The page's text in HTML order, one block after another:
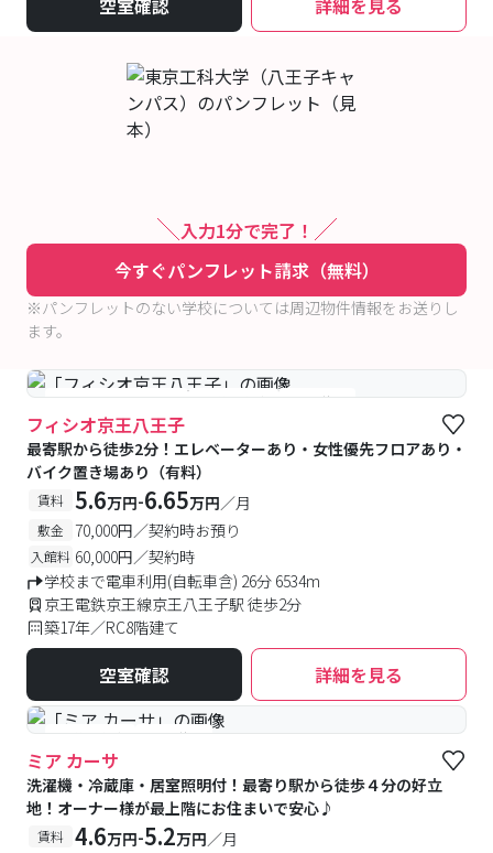
空室確認 詳細を見る
入力1分で完了！
今すぐパンフレット請求（無料）
※パンフレットのない学校については周辺物件情報をお送りし
ます。
#女性専用フロアあり #予約受付中 #空室待ち
フィシオ京王八王子
最寄駅から徒歩2分！エレベーターあり・女性優先フロアあり・
バイク置き場あり（有料）
賃料 5.6万円-6.65万円／月
敷金 70,000円／契約時お預り
入館料 60,000円／契約時
学校まで電車利用(自転車含) 26分 6534m
京王電鉄京王線京王八王子駅 徒歩2分
築17年／RC8階建て
空室確認 詳細を見る
#予約受付中 #空室待ち
ミア カーサ
洗濯機・冷蔵庫・居室照明付！最寄り駅から徒歩４分の好立
地！オーナー様が最上階にお住まいで安心♪
賃料 4.6万円-5.2万円／月